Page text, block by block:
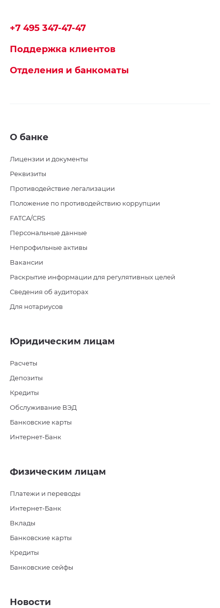
+7 495 347-47-47
Поддержка клиентов
Отделения и банкоматы
О банке
Лицензии и документы
Реквизиты
Противодействие легализации
Положение по противодействию коррупции
FATCA/CRS
Персональные данные
Непрофильные активы
Вакансии
Раскрытие информации для регулятивных целей
Сведения об аудиторах
Для нотариусов
Юридическим лицам
Расчеты
Депозиты
Кредиты
Обслуживание ВЭД
Банковские карты
Интернет-Банк
Физическим лицам
Платежи и переводы
Интернет-Банк
Вклады
Банковские карты
Кредиты
Банковские сейфы
Новости